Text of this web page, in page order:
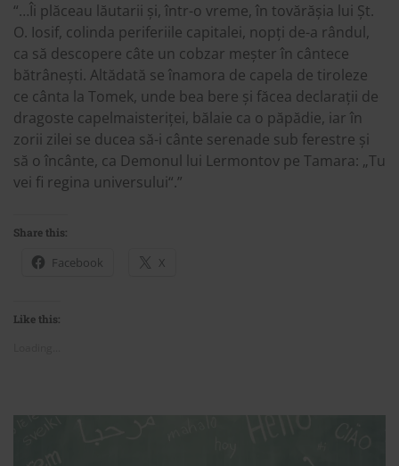
“…Îi plăceau lăutarii și, într-o vreme, în tovărășia lui Șt.
O. Iosif, colinda periferiile capitalei, nopți de-a rândul,
ca să descopere câte un cobzar meșter în cântece
bătrânești. Altădată se înamora de capela de tiroleze
ce cânta la Tomek, unde bea bere și făcea declarații de
dragoste capelmaisteriței, bălaie ca o păpădie, iar în
zorii zilei se ducea să-i cânte serenade sub ferestre și
să o încânte, ca Demonul lui Lermontov pe Tamara: „Tu
vei fi regina universului“.”
Share this:
Facebook X
Like this: